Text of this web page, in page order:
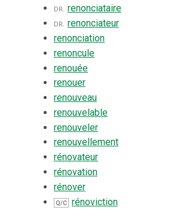
dr. renonciataire
dr. renonciateur
renonciation
renoncule
renouée
renouer
renouveau
renouvelable
renouveler
renouvellement
rénovateur
rénovation
rénover
Q/C
rénoviction